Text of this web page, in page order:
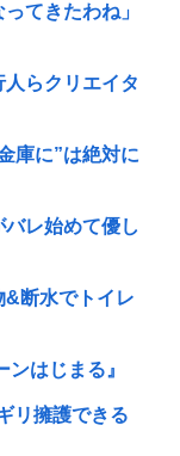
てきたわね」
人らクリエイタ
庫に”は絶対に
レ始めて優し
&断水でトイレ
はじまる』
リ擁護できる